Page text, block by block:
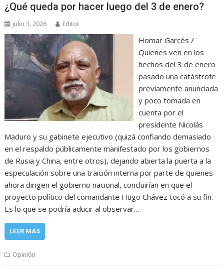
¿Qué queda por hacer luego del 3 de enero?
julio 3, 2026 Editor
Homar Garcés /
Quienes ven en los
hechos del 3 de enero
pasado una catástrofe
previamente anunciada
y poco tomada en
cuenta por el
presidente Nicolás
Maduro y su gabinete ejecutivo (quizá confiando demasiado
en el respaldo públicamente manifestado por los gobiernos
de Rusia y China, entre otros), dejando abierta la puerta a la
especulación sobre una traición interna por parte de quienes
ahora dirigen el gobierno nacional, concluirían en que el
proyecto político del comandante Hugo Chávez tocó a su fin.
Es lo que se podría aducir al observar…
LEER MÁS
Opinión